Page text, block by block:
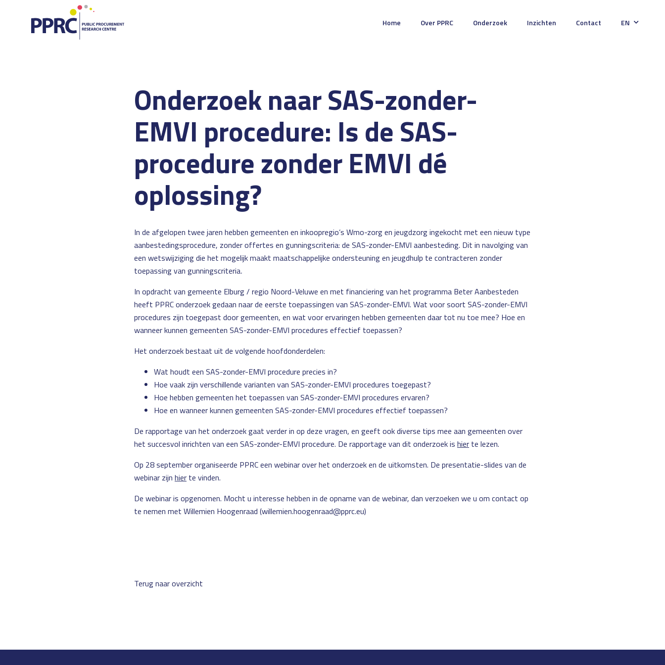
Home Over PPRC Onderzoek Inzichten Contact EN
Onderzoek naar SAS-zonder-
EMVI procedure: Is de SAS-
procedure zonder EMVI dé
oplossing?
In de afgelopen twee jaren hebben gemeenten en inkoopregio’s Wmo-zorg en jeugdzorg ingekocht met een nieuw type
aanbestedingsprocedure, zonder offertes en gunningscriteria: de SAS-zonder-EMVI aanbesteding. Dit in navolging van
een wetswijziging die het mogelijk maakt maatschappelijke ondersteuning en jeugdhulp te contracteren zonder
toepassing van gunningscriteria.
In opdracht van gemeente Elburg / regio Noord-Veluwe en met financiering van het programma Beter Aanbesteden
heeft PPRC onderzoek gedaan naar de eerste toepassingen van SAS-zonder-EMVI. Wat voor soort SAS-zonder-EMVI
procedures zijn toegepast door gemeenten, en wat voor ervaringen hebben gemeenten daar tot nu toe mee? Hoe en
wanneer kunnen gemeenten SAS-zonder-EMVI procedures effectief toepassen?
Het onderzoek bestaat uit de volgende hoofdonderdelen:
Wat houdt een SAS-zonder-EMVI procedure precies in?
Hoe vaak zijn verschillende varianten van SAS-zonder-EMVI procedures toegepast?
Hoe hebben gemeenten het toepassen van SAS-zonder-EMVI procedures ervaren?
Hoe en wanneer kunnen gemeenten SAS-zonder-EMVI procedures effectief toepassen?
De rapportage van het onderzoek gaat verder in op deze vragen, en geeft ook diverse tips mee aan gemeenten over
het succesvol inrichten van een SAS-zonder-EMVI procedure. De rapportage van dit onderzoek is hier te lezen.
Op 28 september organiseerde PPRC een webinar over het onderzoek en de uitkomsten. De presentatie-slides van de
webinar zijn hier te vinden.
De webinar is opgenomen. Mocht u interesse hebben in de opname van de webinar, dan verzoeken we u om contact op
te nemen met Willemien Hoogenraad (willemien.hoogenraad@pprc.eu)
Terug naar overzicht